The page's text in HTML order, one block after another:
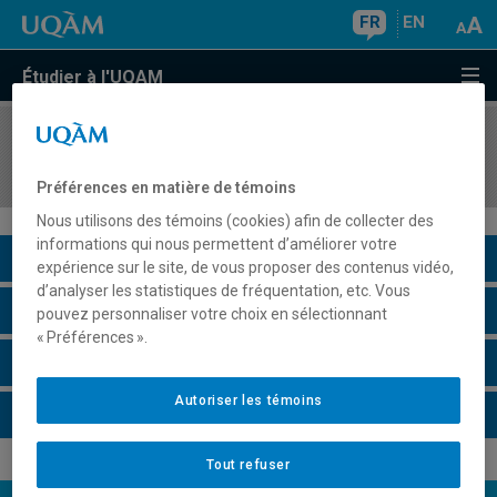
FR EN
Étudier à l'UQAM
COURS//
Description du cours
Horaire - Été 2026
Préférences en matière de témoins
Nous utilisons des témoins (cookies) afin de collecter des
informations qui nous permettent d’améliorer votre
expérience sur le site, de vous proposer des contenus vidéo,
d’analyser les statistiques de fréquentation, etc. Vous
pouvez personnaliser votre choix en sélectionnant
« Préférences ».
Tout refuser
Autoriser les témoins